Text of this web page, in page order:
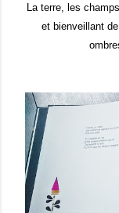
La terre, les
et bienveillant